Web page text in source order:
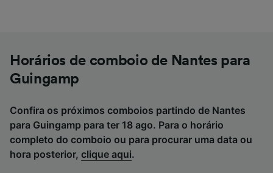
Horários de comboio de Nantes para
Guingamp
Confira os próximos comboios partindo de Nantes
para Guingamp para ter 18 ago. Para o horário
completo do comboio ou para procurar uma data ou
hora posterior, clique aqui.